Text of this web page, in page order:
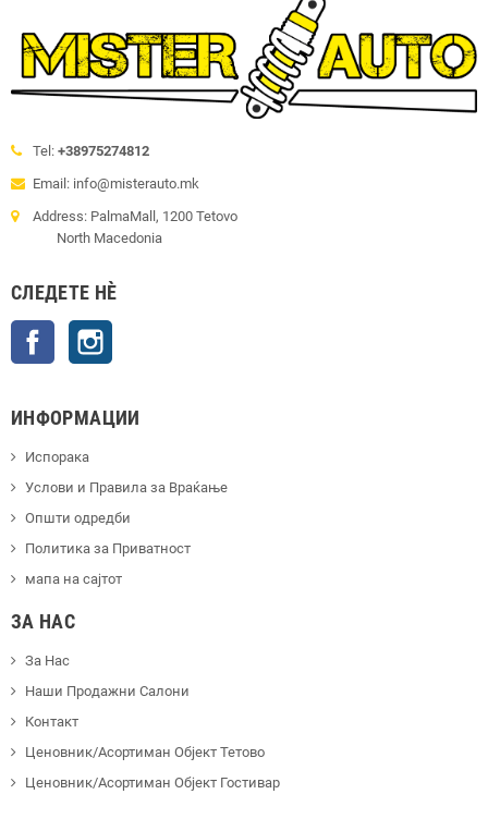
Tel: +38975274812
Email: info@misterauto.mk
Address: PalmaMall, 1200 Tetovo
North Macedonia
СЛЕДЕТЕ НÈ
Facebook
ИНФОРМАЦИИ
Испорака
Услови и Правила за Враќање
Општи одредби
Политика за Приватност
мапа на сајтот
ЗА НАС
За Нас
Наши Продажни Салони
Контакт
Ценовник/Асортиман Објект Тетово
Ценовник/Асортиман Објект Гостивар